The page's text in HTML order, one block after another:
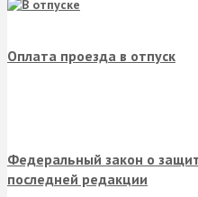
Оплата проезда в отпуск
Федеральный закон о
последней редакции